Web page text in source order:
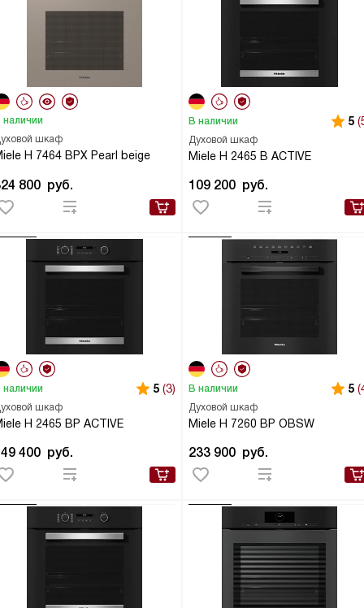
шкаф
H 7464 BPX Pearl beige
наличии
800 руб.
Духовой шкаф
Miele H 2465 B ACTIVE
В наличии 5
109 200 руб.
шкаф
H 2465 BP ACTIVE
наличии 5 (3)
400 руб.
Духовой шкаф
Miele H 7260 BP OBSW
В наличии 5
233 900 руб.